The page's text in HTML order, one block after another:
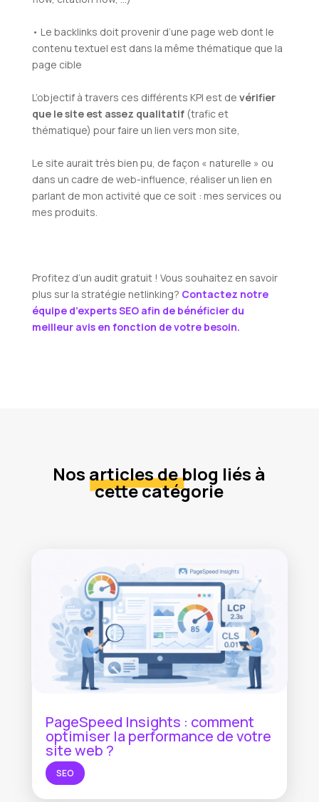
• Le backlinks doit provenir d’une page web dont le
contenu textuel est dans la même thématique que la
page cible
L’objectif à travers ces différents KPI est de vérifier
que le site est assez qualitatif(trafic et
thématique) pour faire un lien vers mon site,
Le site aurait très bien pu, de façon « naturelle » ou
dans un cadre de web-influence, réaliser un lien en
parlant de mon activité que ce soit : mes services ou
mes produits.
Profitez d’un audit gratuit ! Vous souhaitez en savoir
plus sur la stratégie netlinking? Contactez notre
équipe d’experts SEO afin de bénéficier du
meilleur avis en fonction de votre besoin.
Nos articles deblog liés à
cette catégorie
PageSpeed Insights : comment
optimiser la performance de votre
site web ?
SEO